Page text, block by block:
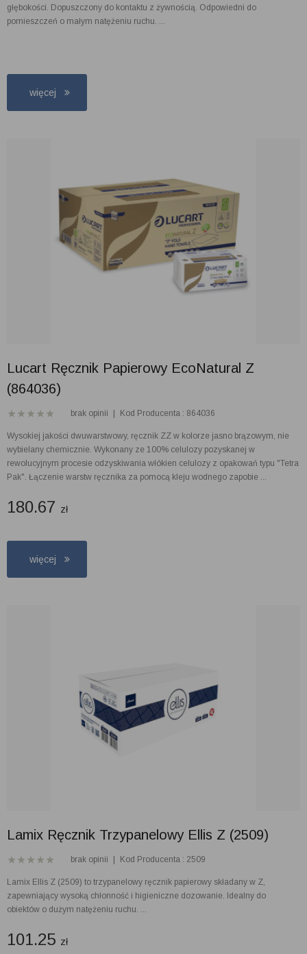
głębokości. Dopuszczony do kontaktu z żywnością. Odpowiedni do
pomieszczeń o małym natężeniu ruchu. ...
więcej
Lucart Ręcznik Papierowy EcoNatural Z
(864036)
brak opinii Kod Producenta : 864036
Wysokiej jakości dwuwarstwowy, ręcznik ZZ w kolorze jasno brązowym, nie
wybielany chemicznie. Wykonany ze 100% celulozy pozyskanej w
rewolucyjnym procesie odzyskiwania włókien celulozy z opakowań typu "Tetra
Pak". Łączenie warstw ręcznika za pomocą kleju wodnego zapobie ...
180.67 zł
więcej
Lamix Ręcznik Trzypanelowy Ellis Z (2509)
brak opinii Kod Producenta : 2509
Lamix Ellis Z (2509) to trzypanelowy ręcznik papierowy składany w Z,
zapewniający wysoką chłonność i higieniczne dozowanie. Idealny do
obiektów o dużym natężeniu ruchu. ...
101.25 zł